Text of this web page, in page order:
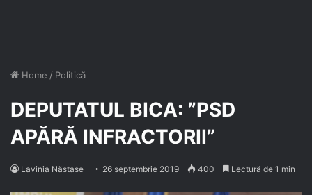
Home / Politică
DEPUTATUL BICA: ”PSD
APĂRĂ INFRACTORII”
Lavinia Năstase 26 septembrie 2019 400 Lectură de 1 min